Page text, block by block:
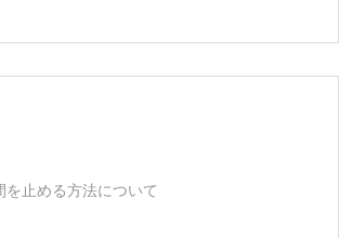
を止める方法について